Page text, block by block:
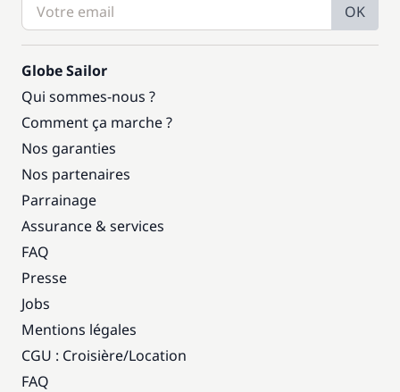
OK
Globe Sailor
Qui sommes-nous ?
Comment ça marche ?
Nos garanties
Nos partenaires
Parrainage
Assurance & services
FAQ
Presse
Jobs
Mentions légales
CGU : Croisière/Location
FAQ